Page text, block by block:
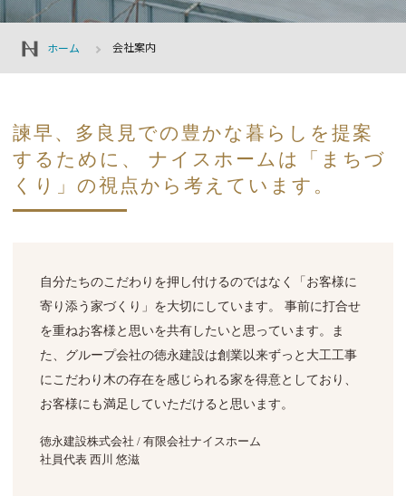
ホーム 会社案内
諫早、多良見での豊かな暮らしを提案
するために、
ナイスホームは「まちづ
くり」の視点から考えています。
自分たちのこだわりを押し付けるのではなく
「お客様に
寄り添う家づくり」を大切にしています。
事前に打合せ
を重ねお客様と思いを共有したいと思っています。
ま
た、グループ会社の徳永建設は創業以来ずっと大工工事
にこだわり 木の存在を感じられる家を得意としており、
お客様にも満足していただけると思います。
徳永建設株式会社 / 有限会社ナイスホーム
社員代表 西川 悠滋